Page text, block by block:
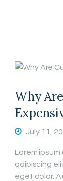
Why
July 11,
Lorem
adipiscing
eget dolor.